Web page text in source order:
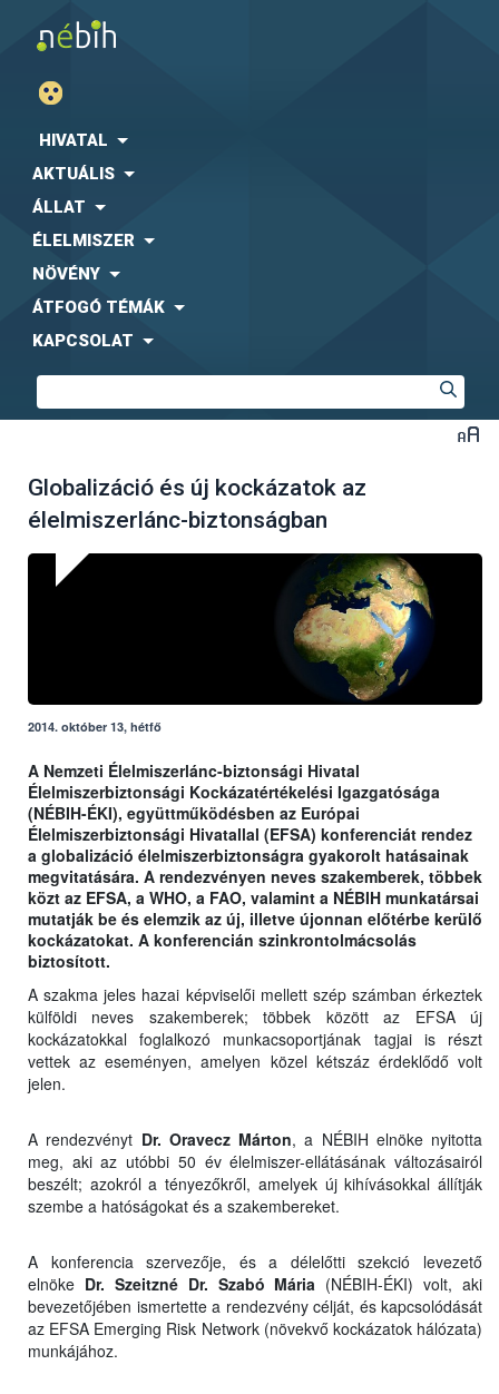
HIVATAL
AKTUÁLIS
ÁLLAT
ÉLELMISZER
NÖVÉNY
ÁTFOGÓ TÉMÁK
KAPCSOLAT
Globalizáció és új kockázatok az
élelmiszerlánc-biztonságban
2014. október 13, hétfő
A Nemzeti Élelmiszerlánc-biztonsági Hivatal
Élelmiszerbiztonsági Kockázatértékelési Igazgatósága
(NÉBIH-ÉKI), együttműködésben az Európai
Élelmiszerbiztonsági Hivatallal (EFSA) konferenciát rendez
a globalizáció élelmiszerbiztonságra gyakorolt hatásainak
megvitatására. A rendezvényen neves szakemberek, többek
közt az EFSA, a WHO, a FAO, valamint a NÉBIH munkatársai
mutatják be és elemzik az új, illetve újonnan előtérbe kerülő
kockázatokat. A konferencián szinkrontolmácsolás
biztosított.
A szakma jeles hazai képviselői mellett szép számban érkeztek
külföldi neves szakemberek; többek között az EFSA új
kockázatokkal foglalkozó munkacsoportjának tagjai is részt
vettek az eseményen, amelyen közel kétszáz érdeklődő volt
jelen.
A rendezvényt Dr. Oravecz Márton, a NÉBIH elnöke nyitotta
meg, aki az utóbbi 50 év élelmiszer-ellátásának változásairól
beszélt; azokról a tényezőkről, amelyek új kihívásokkal állítják
szembe a hatóságokat és a szakembereket.
A konferencia szervezője, és a délelőtti szekció levezető
elnöke Dr. Szeitzné Dr. Szabó Mária (NÉBIH-ÉKI) volt, aki
bevezetőjében ismertette a rendezvény célját, és kapcsolódását
az EFSA Emerging Risk Network (növekvő kockázatok hálózata)
munkájához.